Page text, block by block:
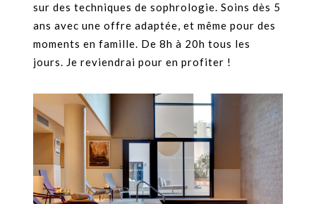
sur des techniques de sophrologie. Soins dès 5
ans avec une offre adaptée, et même pour des
moments en famille. De 8h à 20h tous les
jours. Je reviendrai pour en profiter !